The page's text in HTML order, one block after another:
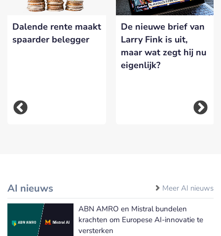
Dalende rente maakt
spaarder belegger
De nieuwe brief van
Larry Fink is uit,
maar wat zegt hij nu
eigenlijk?
AI nieuws Meer AI nieuws
ABN AMRO en Mistral bundelen
krachten om Europese AI-innovatie te
versterken